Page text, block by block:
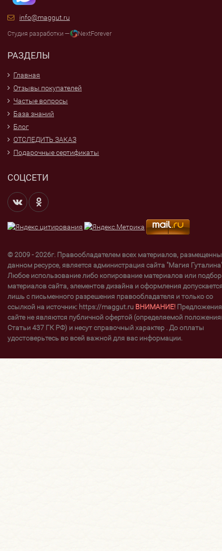
info@maggut.ru
Студия разработки — NextForever
РАЗДЕЛЫ
Главная
Отзывы покупателей
Частые вопросы
База знаний
Блог
ОТСЛЕДИТЬ ЗАКАЗ
Подарочные сертификаты
СОЦСЕТИ
© 2009 - 2026г. Правообладателем всех материалов,
данном ресурсе, является администрация сайта "Магия
Любое использование либо копирование материалов или
материалов сайта, элементов дизайна и оформления
лишь с письменного разрешения правообладателя и только со
ссылкой на источник: https://maggut.ru ВНИМАНИЕ!
сайте не являются публичной офертой (определяемой
Статьи 437 ГК РФ) и несут справочный характер . До оплаты
удостоверьтесь во всей важной для вас информации.